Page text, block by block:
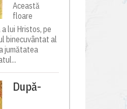
Această
floare
lui Hristos, pe
binecuvântat al
jumătatea
După-